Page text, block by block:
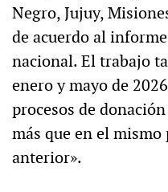
Negro, Jujuy,
de acuerdo al
nacional. El trabajo
enero y mayo de
procesos de
más que en el
anterior».